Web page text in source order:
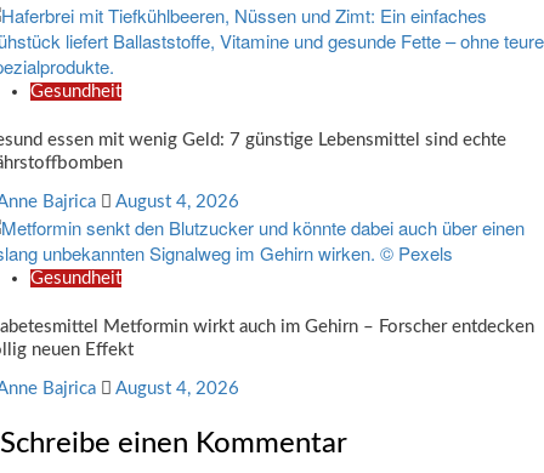
Gesundheit
essen mit wenig Geld: 7 günstige Lebensmittel sind echte
Bajrica August 4, 2026
Gesundheit
Metformin wirkt auch im Gehirn – Forscher entdecken
neuen Effekt
Bajrica August 4, 2026
Schreibe einen Kommentar